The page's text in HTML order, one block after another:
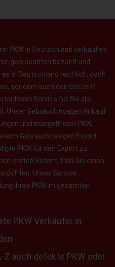
PKW in Deutschland verkaufen
gebrauchten bezahlt und
in Deutschland reichlich, doch
sondern auch den Besten?
Service für Sie als
Unser Gebrauchtwagen Ankauf
und mängelfreien PKW,
Gebrauchtwagen Export
PKW für den Export zu
ersten Schritt, falls Sie einen
Unser Service
Ihres PKW im gesamten
PKW Verkäufer in
Z auch defekte PKW oder